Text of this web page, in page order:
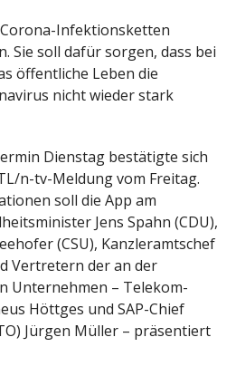
Infektionsketten
Sie soll dafür sorgen, dass bei
öffentliche Leben die
nicht wieder stark
Dienstag bestätigte sich
n-tv-Meldung vom Freitag.
soll die App am
Jens Spahn (CDU),
(CSU), Kanzleramtschef
Vertretern der an der
Unternehmen – Telekom-
Höttges und SAP-Chief
Jürgen Müller – präsentiert